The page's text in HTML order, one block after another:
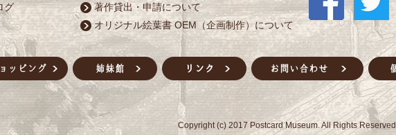
グ
著作貸出・申請について
オリジナル絵葉書 OEM（企画制作）について
Copyright (c) 2017 Postcard Museum. All Rights Reserved.